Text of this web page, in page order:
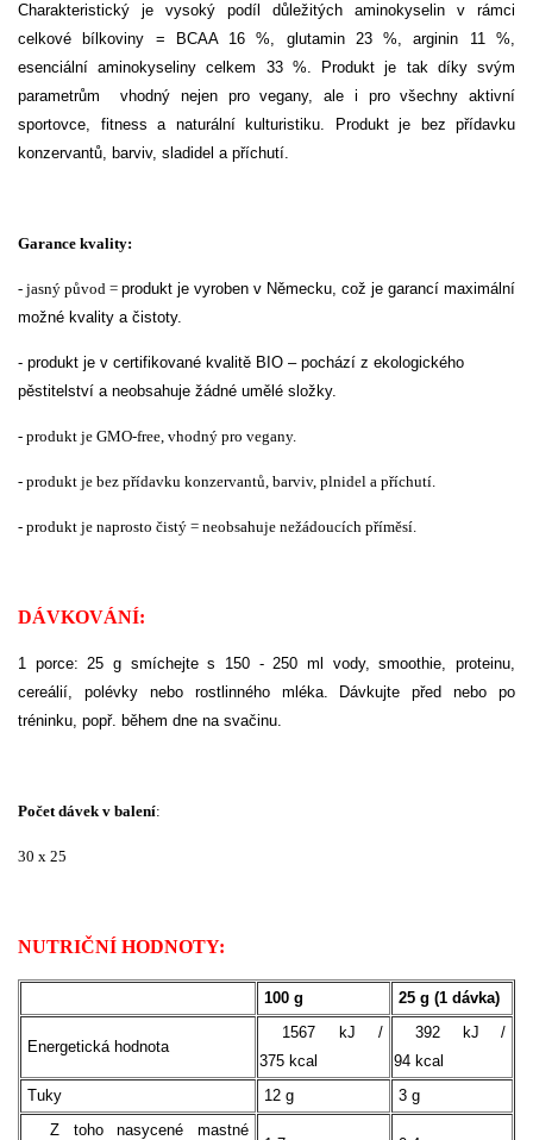
Charakteristický je vysoký podíl důležitých aminokyselin v rámci
celkové bílkoviny = BCAA 16 %, glutamin 23 %, arginin 11 %,
esenciální aminokyseliny celkem 33 %. Produkt je tak díky svým
parametrům vhodný nejen pro vegany, ale i pro všechny aktivní
sportovce, fitness a naturální kulturistiku. Produkt je bez přídavku
konzervantů, barviv, sladidel a příchutí.
Garance kvality:
- jasný původ = produkt je vyroben v Německu, což je garancí maximální
možné kvality a čistoty.
- produkt je v certifikované kvalitě BIO – pochází z ekologického
pěstitelství a neobsahuje žádné umělé složky.
- produkt je GMO-free, vhodný pro vegany.
- produkt je bez přídavku konzervantů, barviv, plnidel a příchutí.
- produkt je naprosto čistý = neobsahuje nežádoucích příměsí.
DÁVKOVÁNÍ:
1 porce: 25 g smíchejte s 150 - 250 ml vody, smoothie, proteinu,
cereálií, polévky nebo rostlinného mléka. Dávkujte před nebo po
tréninku, popř. během dne na svačinu.
Počet dávek v balení:
30 x 25
NUTRIČNÍ HODNOTY:
100 g 25 g (1 dávka)
Energetická hodnota
1567 kJ /
375 kcal
392 kJ /
94 kcal
Tuky
12 g
3 g
Z toho nasycené mastné